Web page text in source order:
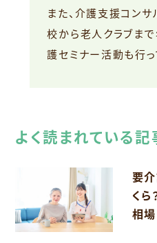
また、介護支援コンサ
校から老人クラブま
護セミナー活動も行っ
よく読まれている記
要
く
相